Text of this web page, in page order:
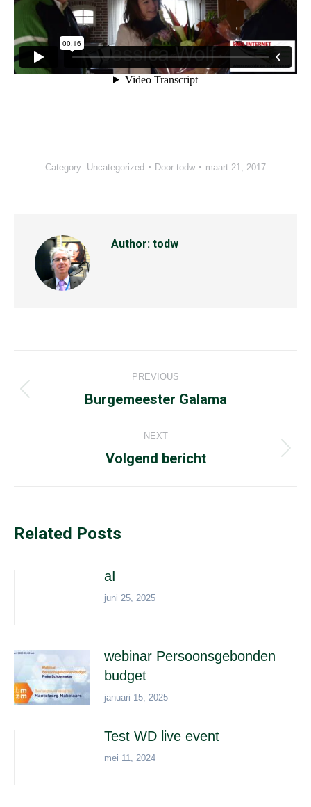
Category: Uncategorized Door todw maart 21, 2017
Author: todw
navigation
PREVIOUS
Previous
Burgemeester Galama
NEXT
Next
Volgend bericht
Related Posts
aI
juni 25, 2025
webinar Persoonsgebonden
budget
januari 15, 2025
Test WD live event
mei 11, 2024